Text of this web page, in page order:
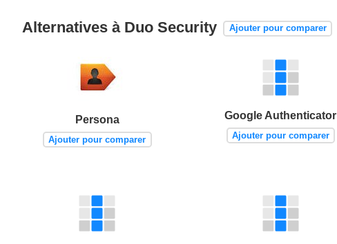
Alternatives à Duo Security Ajouter pour comparer
Persona
Ajouter pour comparer
Google Authenticator
Ajouter pour comparer